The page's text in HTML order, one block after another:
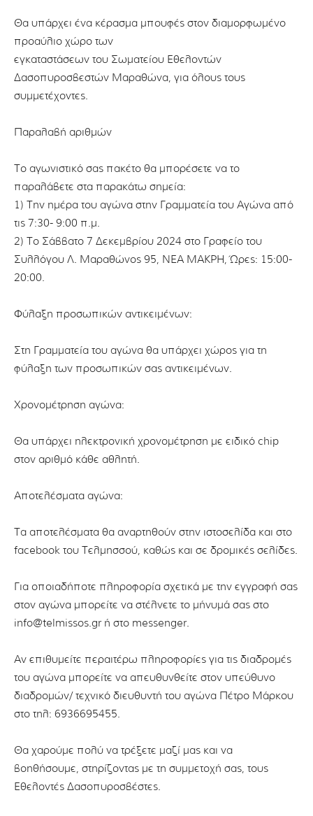
Θα υπάρχει ένα κέρασμα μπουφές στον διαμορφωμένο
προαύλιο χώρο των
εγκαταστάσεων του Σωματείου Εθελοντών
Δασοπυροσβεστών Μαραθώνα, για όλους τους
συμμετέχοντες.
Παραλαβή αριθμών
Το αγωνιστικό σας πακέτο θα μπορέσετε να το
παραλάβετε στα παρακάτω σημεία:
1) Την ημέρα του αγώνα στην Γραμματεία του Αγώνα από
τις 7:30- 9:00 π.μ.
2) Το Σάββατο 7 Δεκεμβρίου 2024 στο Γραφείο του
Συλλόγου Λ. Μαραθώνος 95, ΝΕΑ ΜΑΚΡΗ, Ώρες: 15:00-
20:00.
Φύλαξη προσωπικών αντικειμένων:
Στη Γραμματεία του αγώνα θα υπάρχει χώρος για τη
φύλαξη των προσωπικών σας αντικειμένων.
Χρονομέτρηση αγώνα:
Θα υπάρχει ηλεκτρονική χρονομέτρηση με ειδικό chip
στον αριθμό κάθε αθλητή.
Αποτελέσματα αγώνα:
Τα αποτελέσματα θα αναρτηθούν στην ιστοσελίδα και στο
facebook του Τελμησσού, καθώς και σε δρομικές σελίδες.
Για οποιαδήποτε πληροφορία σχετικά με την εγγραφή σας
στον αγώνα μπορείτε να στέλνετε το μήνυμά σας στο
info@telmissos.gr ή στο messenger.
Αν επιθυμείτε περαιτέρω πληροφορίες για τις διαδρομές
του αγώνα μπορείτε να απευθυνθείτε στον υπεύθυνο
διαδρομών/ τεχνικό διευθυντή του αγώνα Πέτρο Μάρκου
στο τηλ: 6936695455.
Θα χαρούμε πολύ να τρέξετε μαζί μας και να
βοηθήσουμε, στηρίζοντας με τη συμμετοχή σας, τους
Εθελοντές Δασοπυροσβέστες.